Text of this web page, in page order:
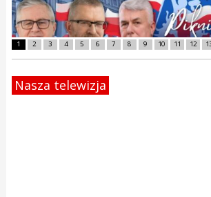
1 2 3 4 5 6 7 8 9 10 11 12
Nasza telewizja